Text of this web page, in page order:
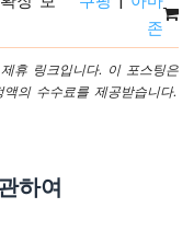
존
휴 링크입니다. 이 포스팅은
의 수수료를 제공받습니다.
하여